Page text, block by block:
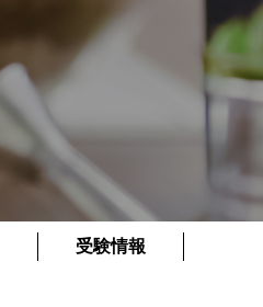
受験情報